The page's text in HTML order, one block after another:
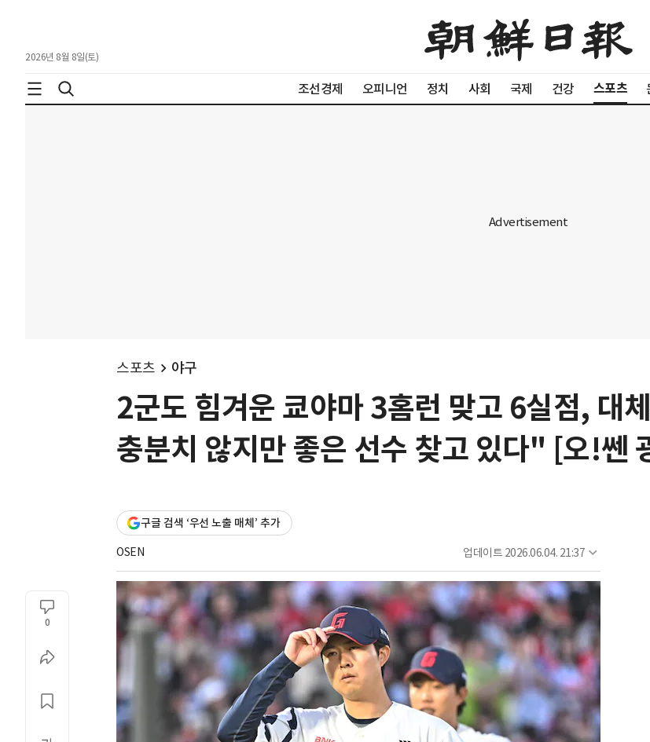
2026년 8월 8일(토)
조선경제 오피니언 정치 사회 국제 건강 스포츠
스포츠 야구
2군도 힘겨운 쿄야마 3홈런 맞고 6실점, 대
충분치 않지만 좋은 선수 찾고 있다" [오!쎈
구글 검색 ‘우선 노출 매체’ 추가
OSEN 업데이트 2026.06.04. 21:37
0